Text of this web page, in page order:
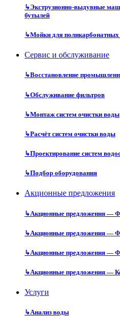
↳Экструзионно-выдувные
бутылей
↳Мойки для поликарбонатных
Сервис и обслуживание
↳Восстановление
↳Обслуживание фильтров
↳Монтаж систем очистки воды
↳Расчёт систем очистки воды
↳Проектирование систем
↳Подбор оборудования
Акционные предложения
↳Акционные предложения —
↳Акционные предложения —
↳Акционные предложения —
↳Акционные предложения —
Услуги
↳Анализ воды